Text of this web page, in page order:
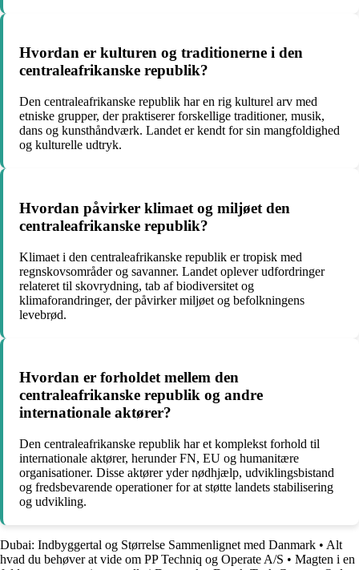
Hvordan er kulturen og traditionerne i den
centraleafrikanske republik?
Den centraleafrikanske republik har en rig kulturel arv med
etniske grupper, der praktiserer forskellige traditioner, musik,
dans og kunsthåndværk. Landet er kendt for sin mangfoldighed
og kulturelle udtryk.
Hvordan påvirker klimaet og miljøet den
centraleafrikanske republik?
Klimaet i den centraleafrikanske republik er tropisk med
regnskovsområder og savanner. Landet oplever udfordringer
relateret til skovrydning, tab af biodiversitet og
klimaforandringer, der påvirker miljøet og befolkningens
levebrød.
Hvordan er forholdet mellem den
centraleafrikanske republik og andre
internationale aktører?
Den centraleafrikanske republik har et komplekst forhold til
internationale aktører, herunder FN, EU og humanitære
organisationer. Disse aktører yder nødhjælp, udviklingsbistand
og fredsbevarende operationer for at støtte landets stabilisering
og udvikling.
Dubai: Indbyggertal og Størrelse Sammenlignet med Danmark • Alt
hvad du behøver at vide om PP Techniq og Operate A/S • Magten i en